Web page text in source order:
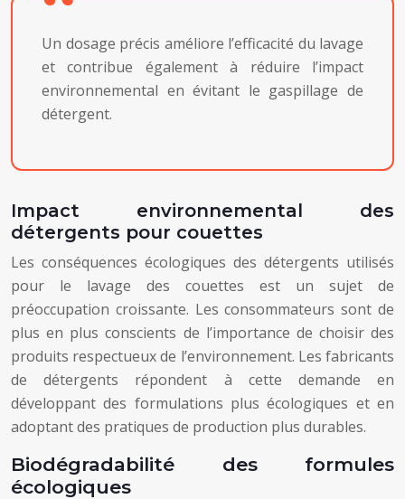
Un dosage précis améliore l’efficacité du lavage
et contribue également à réduire l’impact
environnemental en évitant le gaspillage de
détergent.
Impact environnemental des
détergents pour couettes
Les conséquences écologiques des détergents utilisés
pour le lavage des couettes est un sujet de
préoccupation croissante. Les consommateurs sont de
plus en plus conscients de l’importance de choisir des
produits respectueux de l’environnement. Les fabricants
de détergents répondent à cette demande en
développant des formulations plus écologiques et en
adoptant des pratiques de production plus durables.
Biodégradabilité des formules
écologiques